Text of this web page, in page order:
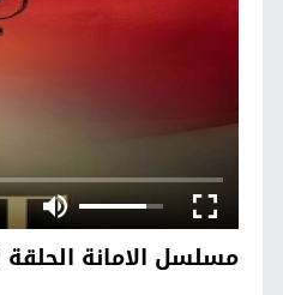
مسلسل الامانة الحلقة 110